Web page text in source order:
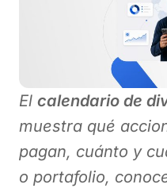
El calendario de
muestra qué
pagan, cuánto y
o portafolio,